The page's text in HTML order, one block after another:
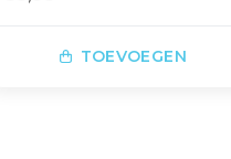
TOEVOEGEN